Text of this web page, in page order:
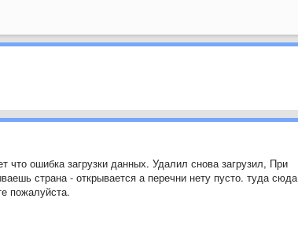
ошибка загрузки данных. Удалил снова загрузил, При
страна - открывается а перечни нету пусто. туда сюда
пожалуйста.